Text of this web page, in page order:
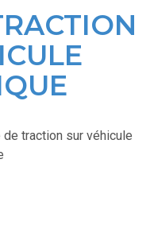
de traction sur véhicule